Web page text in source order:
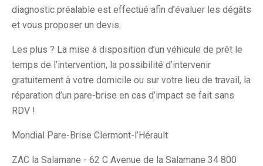
diagnostic préalable est effectué afin d’évaluer les dégâts
et vous proposer un devis.
Les plus ? La mise à disposition d’un véhicule de prêt le
temps de l’intervention, la possibilité d’intervenir
gratuitement à votre domicile ou sur votre lieu de travail, la
réparation d’un pare-brise en cas d’impact se fait sans
RDV !
Mondial Pare-Brise Clermont-l’Hérault
ZAC la Salamane - 62 C Avenue de la Salamane 34 800